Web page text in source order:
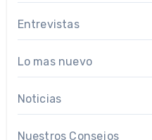
Entrevistas
Lo mas nuevo
Noticias
Nuestros Consejos